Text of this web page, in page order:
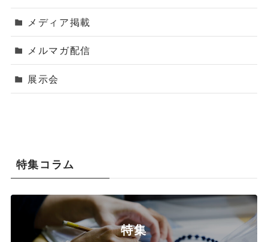
メディア掲載
メルマガ配信
展示会
特集コラム
特集